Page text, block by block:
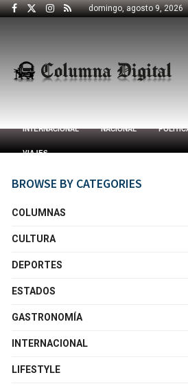
domingo, agosto 9, 2026
INTERNACIONAL NACIONAL
VIAJES
BROWSE BY CATEGORIES
COLUMNAS
CULTURA
DEPORTES
ESTADOS
GASTRONOMÍA
INTERNACIONAL
LIFESTYLE